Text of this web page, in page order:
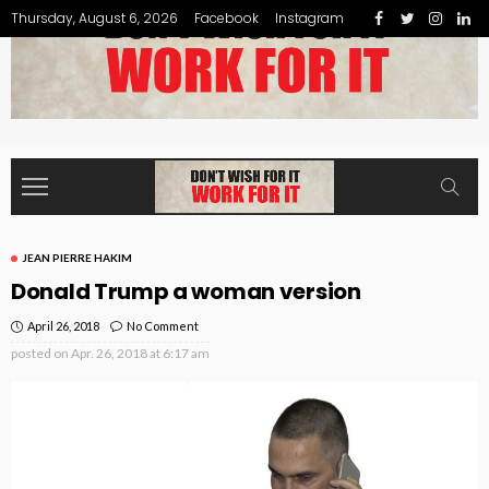
Thursday, August 6, 2026 Facebook Instagram
JEAN PIERRE HAKIM
Donald Trump a woman version
April 26, 2018 No Comment
posted on Apr. 26, 2018 at 6:17 am